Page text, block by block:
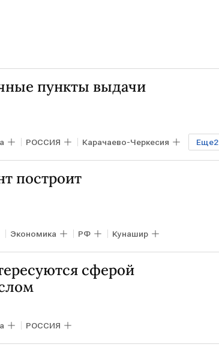
пункты выдачи
Еще2
РОССИЯ Карачаево-Черкесия
построит
Экономика РФ Кунашир
сферой
РОССИЯ